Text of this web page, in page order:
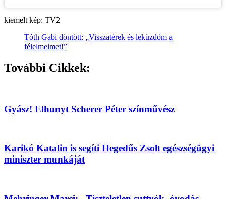
kiemelt kép: TV2
Tóth Gabi döntött: „Visszatérek és leküzdöm a
félelmeimet!”
További Cikkek:
Gyász! Elhunyt Scherer Péter színművész
Karikó Katalin is segíti Hegedűs Zsolt egészségügyi
miniszter munkáját